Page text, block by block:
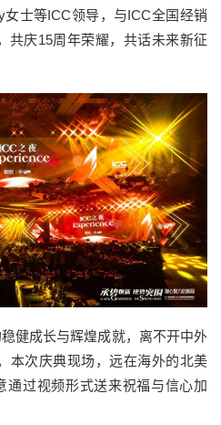
士等ICC领导，与ICC全国经销
共庆15周年荣耀，共话未来新征
健成长与辉煌成就，离不开中外
本次庆典现场，远在海外的北美
通过视频形式送来祝福与信心加